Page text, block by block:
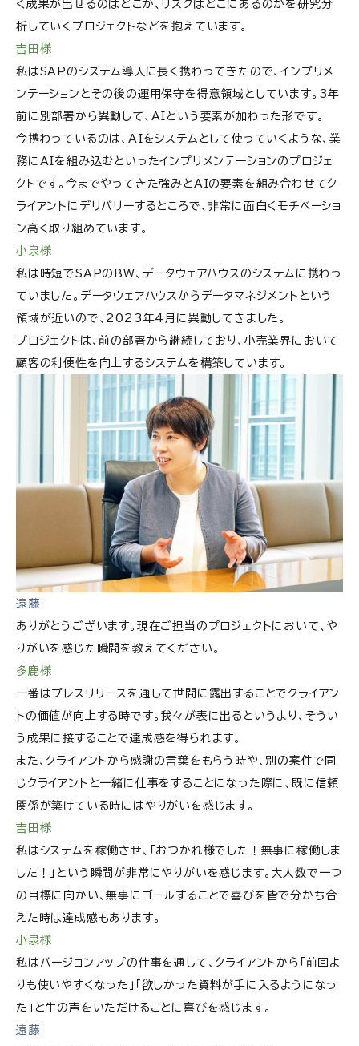
く成果が出せるのはどこか、リスクはどこにあるのかを研究分
析していくプロジェクトなどを抱えています。
吉田様
私はSAPのシステム導入に長く携わってきたので、インプリメ
ンテーションとその後の運用保守を得意領域としています。3年
前に別部署から異動して、AIという要素が加わった形です。
今携わっているのは、AIをシステムとして使っていくような、業
務にAIを組み込むといったインプリメンテーションのプロジェ
クトです。今までやってきた強みとAIの要素を組み合わせてク
ライアントにデリバリーするところで、非常に面白くモチベーショ
ン高く取り組めています。
小泉様
私は時短でSAPのBW、データウェアハウスのシステムに携わっ
ていました。データウェアハウスからデータマネジメントという
領域が近いので、2023年4月に異動してきました。
プロジェクトは、前の部署から継続しており、小売業界において
顧客の利便性を向上するシステムを構築しています。
遠藤
ありがとうございます。現在ご担当のプロジェクトにおいて、や
りがいを感じた瞬間を教えてください。
多鹿様
一番はプレスリリースを通して世間に露出することでクライアン
トの価値が向上する時です。我々が表に出るというより、そうい
う成果に接することで達成感を得られます。
また、クライアントから感謝の言葉をもらう時や、別の案件で同
じクライアントと一緒に仕事をすることになった際に、既に信頼
関係が築けている時にはやりがいを感じます。
吉田様
私はシステムを稼働させ、「おつかれ様でした！無事に稼働しま
した！」という瞬間が非常にやりがいを感じます。大人数で一つ
の目標に向かい、無事にゴールすることで喜びを皆で分かち合
えた時は達成感もあります。
小泉様
私はバージョンアップの仕事を通して、クライアントから「前回よ
りも使いやすくなった」「欲しかった資料が手に入るようになっ
た」と生の声をいただけることに喜びを感じます。
遠藤